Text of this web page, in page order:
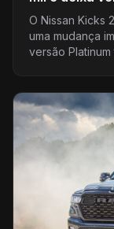
O Nissan Kicks
uma mudança
versão